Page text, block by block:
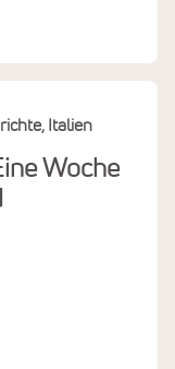
Woche
Italien